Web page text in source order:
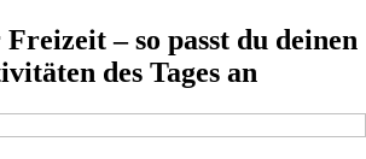
– so passt du deinen
des Tages an